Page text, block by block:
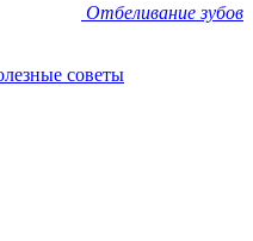
Отбеливание зубов
советы